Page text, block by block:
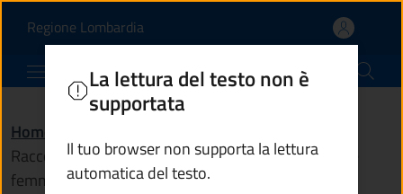
Raccolta firme per
Regione Lombardia(apre in un'altra scheda).
Comune di Monno
Home
Raccolta firme per taglio IVA sui prodotti per l'igiene
femminile e della prima infanzia
La lettura del testo non è
supportata
Il tuo browser non supporta la lettura
automatica del testo.